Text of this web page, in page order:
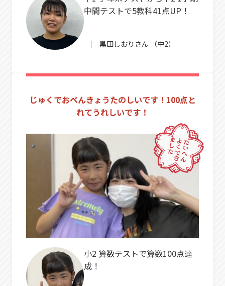
中間テストで5教科41点UP！
黒田しおり さん （中2）
じゅくでおべんきょうたのしいです！100点と
れてうれしいです！
小2 算数テストで算数100点達
成！